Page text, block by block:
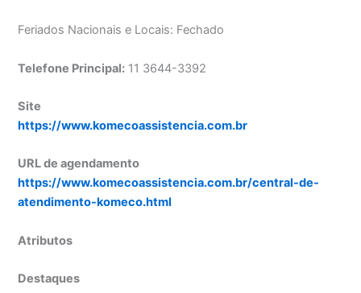
Feriados Nacionais e Locais: Fechado
Telefone Principal: 11 3644-3392
Site
https://www.komecoassistencia.com.br
URL de agendamento
https://www.komecoassistencia.com.br/central-de-
atendimento-komeco.html
Atributos
Destaques